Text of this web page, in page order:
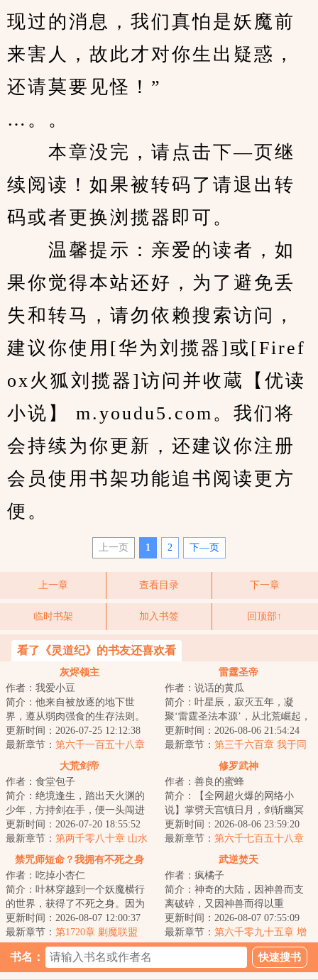
现过的消息，我们真怕是妖魔前
来害人，故此才对你生出疑惑，
还请莫要见怪！”
…。。
本章没完，请点击下—页继
续阅读！如果被转码了请退出转
码或者更换浏揽器即可。
温馨提示：亲爱的读者，如
果你觉得本站还好，为了避免丢
失和转马，请勿依赖搜索访问，
建议你使用[华为刘揽器]或[Firef
ox火狐刘揽器]访问并收蔵【优读
小说】 m.youdu5.com。我们将
会持续为你更新，还建议你注册
会员使用书架功能追书阅读更方
便。
上一页 1 2 下—页
上一章 查看目录 下一章
临时书架 加入书签 回顶部↑
看了《灵道纪》的书友还喜欢看
灰烬领主
作者：我爱小豆
简介：他来自被放逐的地下世
界，遵从弱肉强食的生存法则。
他是真理的探索者，是行走在理
智与疯狂边缘的巫...
更新时间：2026-07-25 12:12:38
最新章节： 第六千一百五十八章
雷霆圣帝
作者：说话的黄瓜
简介：叶星辰，寂灭五年，凝
聚‘雷霆圣法本源’，从北荒崛起，
探寻身世谜，沐浴天骄血，夺诸
天造化，斩因...
更新时间：2026-08-06 21:54:24
最新章节： 第三千六百章 我于同
大荒剑帝
作者：食堂包子
简介：绝境逢生，踏出天火渊的
少年，方持剑在手，便一头闯进
这场天地大劫！纵剑斩荆棘，苍
穹染血时，且斗...
更新时间：2026-07-20 18:55:52
最新章节： 第两千零八十章 山水
元精
修罗武神
作者：善良的蜜蜂
简介：【全网超火爆的网络小
说】掌劈天宫镇日月，剑斩幽冥
踏九霄，世间凡人万万亿，修罗
成神我最狂！本天...
更新时间：2026-08-06 23:59:20
最新章节： 第六千七百五十八章
这里，到底是何地？
禁咒师短命？我拥有不死之身
作者：吃掉小杏仁
简介：叶林穿越到一个妖魔横行
的世界，获得了不死之身。因为
这个世界的转职仪式很费钱，他
直接卡BUG靠着...
更新时间：2026-08-07 12:00:37
最新章节： 第1720章 剿魔联盟
武逆焚天
作者：疯橘子
简介：神奇的大陆，因神兽而支
离破碎，又因神兽而得以重
生！！各方势力追寻多年的重宝
出世，一场腥风血雨...
更新时间：2026-08-07 07:55:09
最新章节： 第六千零九十五章 增
强防御
书名：